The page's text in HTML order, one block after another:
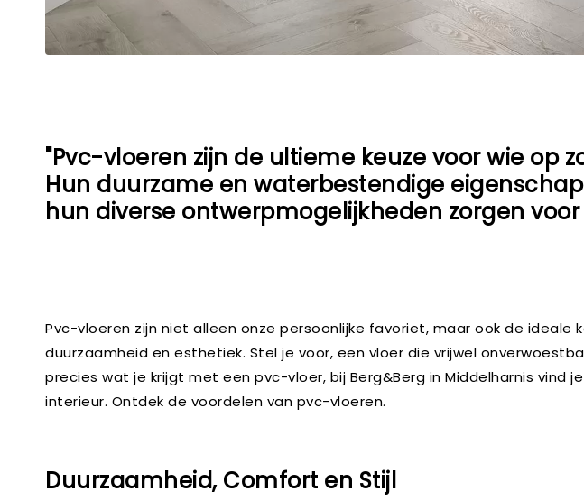
"Pvc-vloeren zijn de ultieme keuze voor wie op
Hun duurzame en waterbestendige
hun diverse ontwerpmogelijkheden zorgen
Pvc-vloeren zijn niet alleen onze persoonlijke favoriet, maar ook de
duurzaamheid en esthetiek. Stel je voor, een vloer die vrijwel
precies wat je krijgt met een pvc-vloer, bij Berg&Berg in Middelharnis
interieur. Ontdek de voordelen van pvc-vloeren.
Duurzaamheid, Comfort en Stijl